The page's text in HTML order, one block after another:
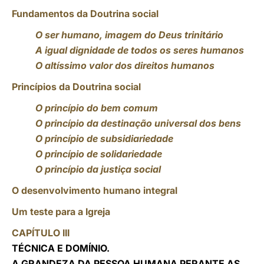
Fundamentos da Doutrina social
O ser humano, imagem do Deus trinitário
A igual dignidade de todos os seres humanos
O altíssimo valor dos direitos humanos
Princípios da Doutrina social
O princípio do bem comum
O princípio da destinação universal dos bens
O princípio de subsidiariedade
O princípio de solidariedade
O princípio da justiça social
O desenvolvimento humano integral
Um teste para a Igreja
CAPÍTULO III
TÉCNICA E DOMÍNIO.